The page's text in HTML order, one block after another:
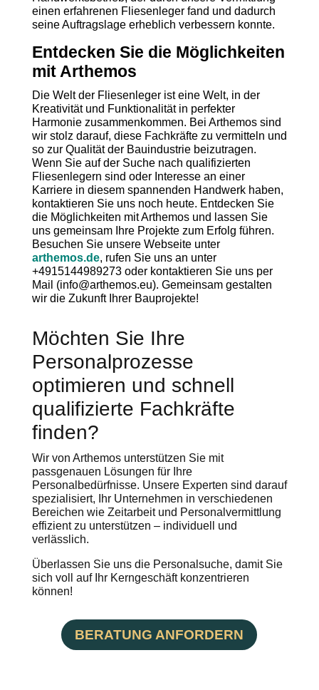
einen erfahrenen Fliesenleger fand und dadurch
seine Auftragslage erheblich verbessern konnte.
Entdecken Sie die Möglichkeiten
mit Arthemos
Die Welt der Fliesenleger ist eine Welt, in der
Kreativität und Funktionalität in perfekter
Harmonie zusammenkommen. Bei Arthemos sind
wir stolz darauf, diese Fachkräfte zu vermitteln und
so zur Qualität der Bauindustrie beizutragen.
Wenn Sie auf der Suche nach qualifizierten
Fliesenlegern sind oder Interesse an einer
Karriere in diesem spannenden Handwerk haben,
kontaktieren Sie uns noch heute. Entdecken Sie
die Möglichkeiten mit Arthemos und lassen Sie
uns gemeinsam Ihre Projekte zum Erfolg führen.
Besuchen Sie unsere Webseite unter
arthemos.de, rufen Sie uns an unter
+4915144989273 oder kontaktieren Sie uns per
Mail (info@arthemos.eu). Gemeinsam gestalten
wir die Zukunft Ihrer Bauprojekte!
Möchten Sie Ihre
Personalprozesse
optimieren und schnell
qualifizierte Fachkräfte
finden?
Wir von Arthemos unterstützen Sie mit
passgenauen Lösungen für Ihre
Personalbedürfnisse. Unsere Experten sind darauf
spezialisiert, Ihr Unternehmen in verschiedenen
Bereichen wie Zeitarbeit und Personalvermittlung
effizient zu unterstützen – individuell und
verlässlich.
Überlassen Sie uns die Personalsuche, damit Sie
sich voll auf Ihr Kerngeschäft konzentrieren
können!
BERATUNG ANFORDERN